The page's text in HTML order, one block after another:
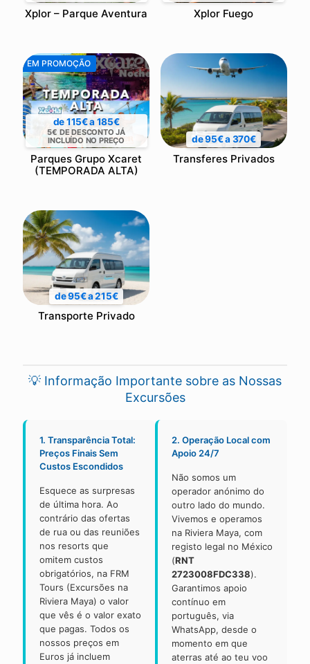
Xplor – Parque Aventura Xplor Fuego
EM PROMOÇÃO
de 115€ a 185€
5€ DE DESCONTO JÁ
INCLUÍDO NO PREÇO
Parques Grupo Xcaret
(TEMPORADA ALTA)
de 95€ a 370€
Transferes Privados
de 95€ a 215€
Transporte Privado
💡 Informação Importante sobre as Nossas
Excursões
1. Transparência Total:
Preços Finais Sem
Custos Escondidos
Esquece as surpresas
de última hora. Ao
contrário das ofertas
de rua ou das reuniões
nos resorts que
omitem custos
obrigatórios, na FRM
Tours (Excursões na
Riviera Maya) o valor
que vês é o valor exato
que pagas. Todos os
nossos preços em
Euros já incluem
2. Operação Local com
Apoio 24/7
Não somos um
operador anónimo do
outro lado do mundo.
Vivemos e operamos
na Riviera Maya, com
registo legal no México
(RNT
2723008FDC338).
Garantimos apoio
contínuo em
português, via
WhatsApp, desde o
momento em que
aterras até ao teu voo